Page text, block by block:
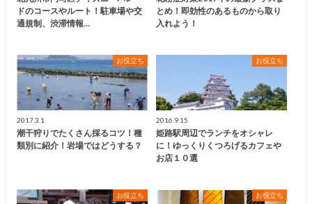
ドのコースやルート！駐車場や交
通規制、渋滞情報…
とめ！即効性のあるものから取り
入れよう！
お役立ち
2017.3.1
潮干狩りでたくさん採るコツ！種
類別に紹介！岩場ではどうする？
お役立ち
2016.9.15
姫路駅周辺でランチをオシャレ
に！ゆっくりくつろげるカフェや
お店１０選
お役立ち お役立ち